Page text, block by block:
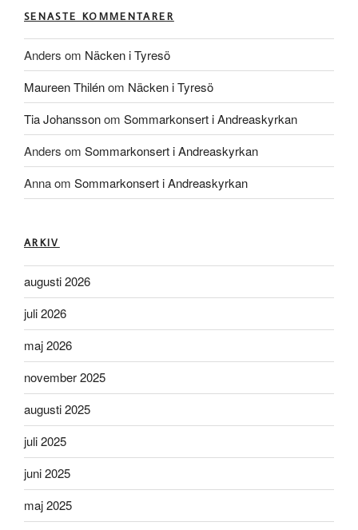
SENASTE KOMMENTARER
Anders om Näcken i Tyresö
Maureen Thilénom Näcken i Tyresö
Tia Johanssonom Sommarkonsert i Andreaskyrkan
Anders om Sommarkonsert i Andreaskyrkan
Annaom Sommarkonsert i Andreaskyrkan
ARKIV
augusti 2026
juli 2026
maj 2026
november 2025
augusti 2025
juli 2025
juni 2025
maj 2025